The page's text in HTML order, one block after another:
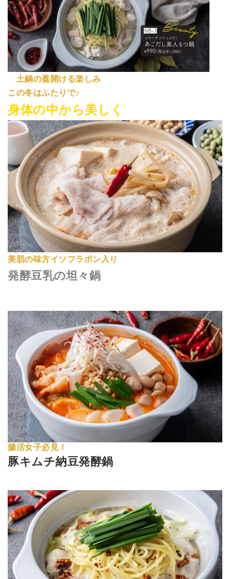
土鍋の蓋開ける楽しみ
この冬はふたりで♪
身体の中から美しく
美肌の味方イソフラボン入り
発酵豆乳の坦々鍋
腸活女子必見！
豚キムチ納豆発酵鍋